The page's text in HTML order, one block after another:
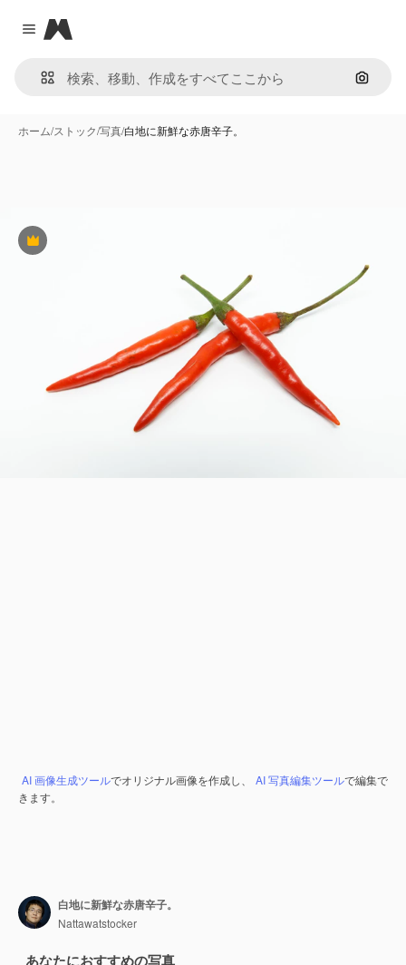
Close menu
Magnific
画像で
ホーム/ストック/写真/白地に新鮮な赤唐辛子。
Premium
AI 画像生成ツールでオリジナル画像を作成し、 AI 写真編集ツールで編集で
きます。
白地に新鮮な赤唐辛子。
Nattawatstocker
あなたにおすすめの写真